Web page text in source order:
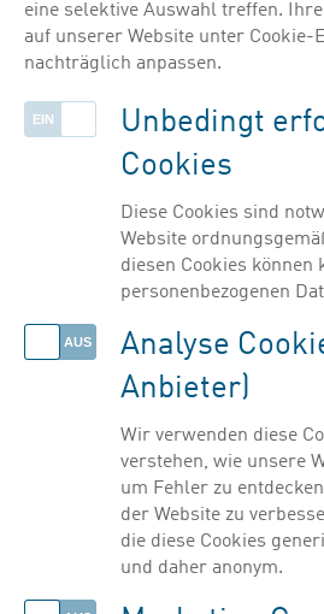
in der präklinischen Forschung
in der Klinischen Forschung tätig
Filter
Listenansicht einblenden
eine selektive Auswahl treffen.
auf unserer Website unter Cookie-
nachträglich anpassen.
Unbedingt
Cookies
Diese Cookies sind
Website
diesen Cookies können
personenbezogenen
Analyse
Anbieter)
Wir verwenden diese
verstehen, wie unsere
um Fehler zu
der Website zu
die diese Cookies
und daher anonym.